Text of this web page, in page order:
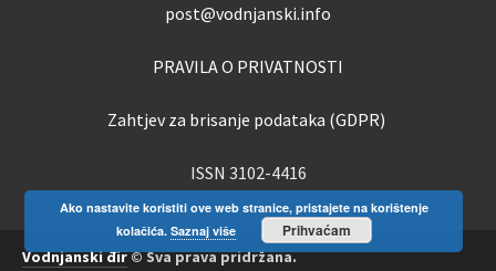
post@vodnjanski.info
PRAVILA O PRIVATNOSTI
Zahtjev za brisanje podataka (GDPR)
ISSN 3102-4416
Vodnjanski đir© Sva prava pridržana.
Ako nastavite koristiti ove web stranice, pristajete na korištenje
kolačića. Saznaj više Prihvaćam